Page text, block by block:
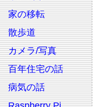
家の移転
散歩道
カメラ/写真
百年住宅の話
病気の話